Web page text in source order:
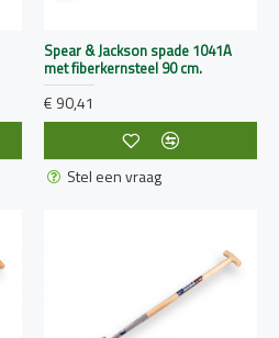
Spear & Jackson spade 1041A
met fiberkernsteel 90 cm.
€ 90,41
Stel een vraag